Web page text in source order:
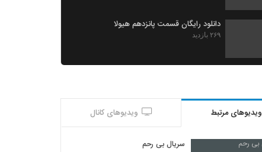
دانلود رایگان قسمت پانزدهم هیولا
۲۶۹ بازدید
دانلود رایگان سریال مانکن قسمت اول با کیفیت
۲۰۸ بازدید
ویدیوهای مرتبط ویدیوهای کانال
سریال بی رحم